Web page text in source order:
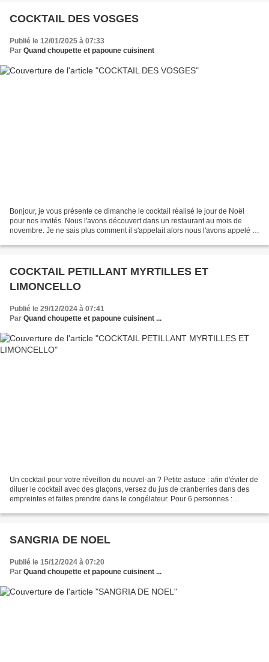
COCKTAIL DES VOSGES
Publié le 12/01/2025 à 07:33
Par Quand choupette et papoune cuisinent
Bonjour, je vous présente ce dimanche le cocktail réalisé le jour de Noël
pour nos invités. Nous l'avons découvert dans un restaurant au mois de
novembre. Je ne sais plus comment il s'appelait alors nous l'avons appelé le
COCKTAIL PETILLANT MYRTILLES ET
LIMONCELLO
Publié le 29/12/2024 à 07:41
Par Quand choupette et papoune cuisinent ...
Un cocktail pour votre réveillon du nouvel-an ? Petite astuce : afin d'éviter de
diluer le cocktail avec des glaçons, versez du jus de cranberries dans des
empreintes et faites prendre dans le congélateur. Pour 6 personnes :
SANGRIA DE NOEL
Publié le 15/12/2024 à 07:20
Par Quand choupette et papoune cuisinent ...